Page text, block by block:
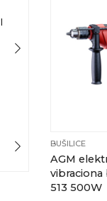
BUŠILICE
AGM
vibraciona
513 500W